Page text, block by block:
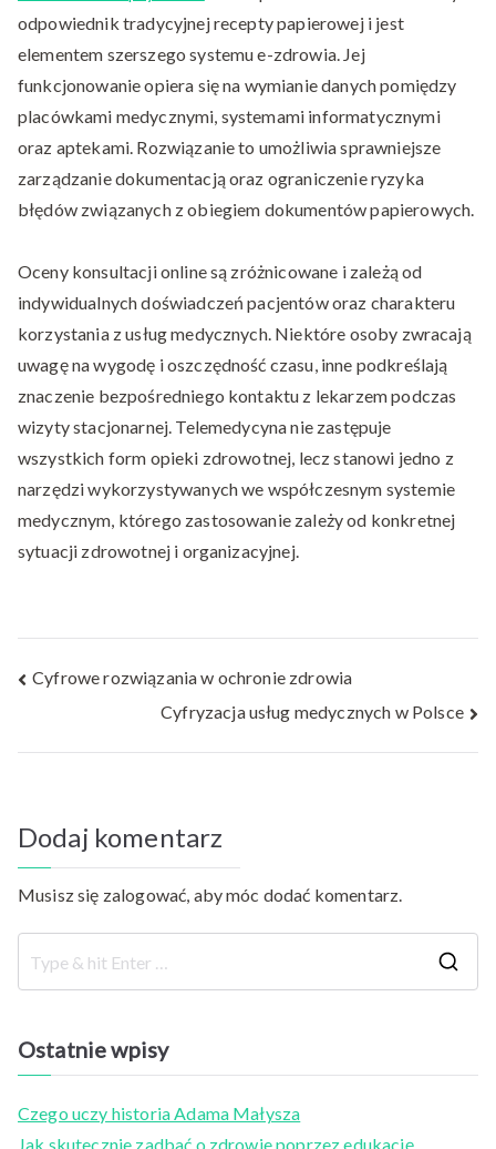
odpowiednik tradycyjnej recepty papierowej i jest
elementem szerszego systemu e-zdrowia. Jej
funkcjonowanie opiera się na wymianie danych pomiędzy
placówkami medycznymi, systemami informatycznymi
oraz aptekami. Rozwiązanie to umożliwia sprawniejsze
zarządzanie dokumentacją oraz ograniczenie ryzyka
błędów związanych z obiegiem dokumentów papierowych.
Oceny konsultacji online są zróżnicowane i zależą od
indywidualnych doświadczeń pacjentów oraz charakteru
korzystania z usług medycznych. Niektóre osoby zwracają
uwagę na wygodę i oszczędność czasu, inne podkreślają
znaczenie bezpośredniego kontaktu z lekarzem podczas
wizyty stacjonarnej. Telemedycyna nie zastępuje
wszystkich form opieki zdrowotnej, lecz stanowi jedno z
narzędzi wykorzystywanych we współczesnym systemie
medycznym, którego zastosowanie zależy od konkretnej
sytuacji zdrowotnej i organizacyjnej.
Nawigacja
Cyfrowe rozwiązania w ochronie zdrowia
Cyfryzacja usług medycznych w Polsce
Dodaj komentarz
Musisz się zalogować, aby móc dodać komentarz.
Ostatnie wpisy
Czego uczy historia Adama Małysza
Jak skutecznie zadbać o zdrowie poprzez edukację